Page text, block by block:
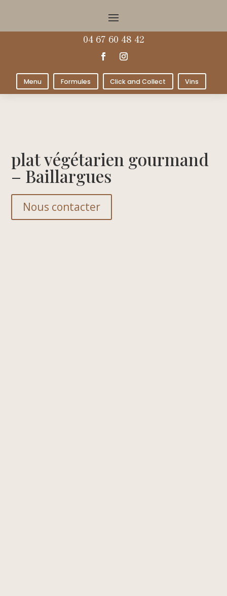
04 67 60 48 42
Menu Formules Click and Collect Vins
plat végétarien gourmand
– Baillargues
Nous contacter